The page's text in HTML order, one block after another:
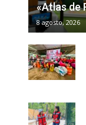
«Atlas de
8 agosto, 2026